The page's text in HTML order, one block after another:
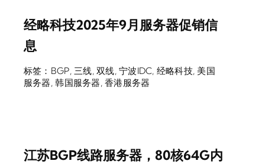
经略科技2025年9月服务器促销信
息
标签： BGP,三线,双线,宁波IDC, 经略科技, 美国
服务器,韩国服务器,香港服务器
江苏BGP线路服务器，80核64G内